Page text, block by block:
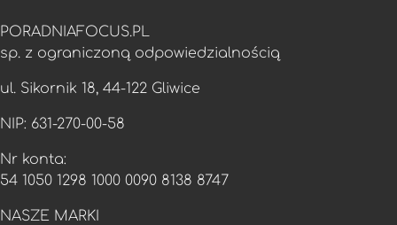
PORADNIAFOCUS.PL
sp. z ograniczoną odpowiedzialnością
ul. Sikornik 18, 44-122 Gliwice
NIP: 631-270-00-58
Nr konta:
54 1050 1298 1000 0090 8138 8747
NASZE MARKI